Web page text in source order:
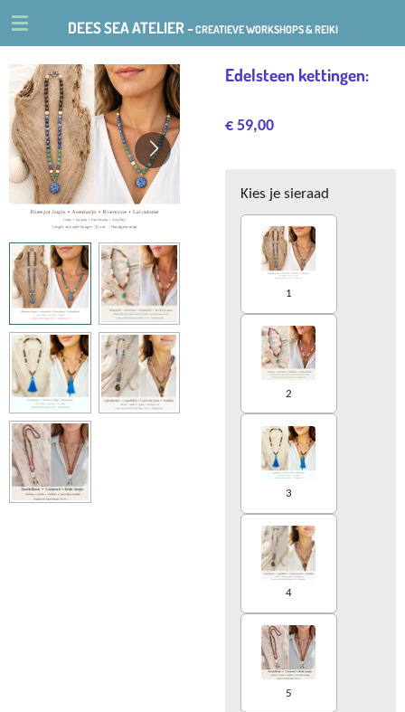
Ga
direct
naar
de
hoofdinhoud
DEES SEA ATELIER -CREATIEVE WORKSHOPS & REIKI
Edelsteen kettingen:
€ 59,00
Kies je sieraad
1
2
3
4
5